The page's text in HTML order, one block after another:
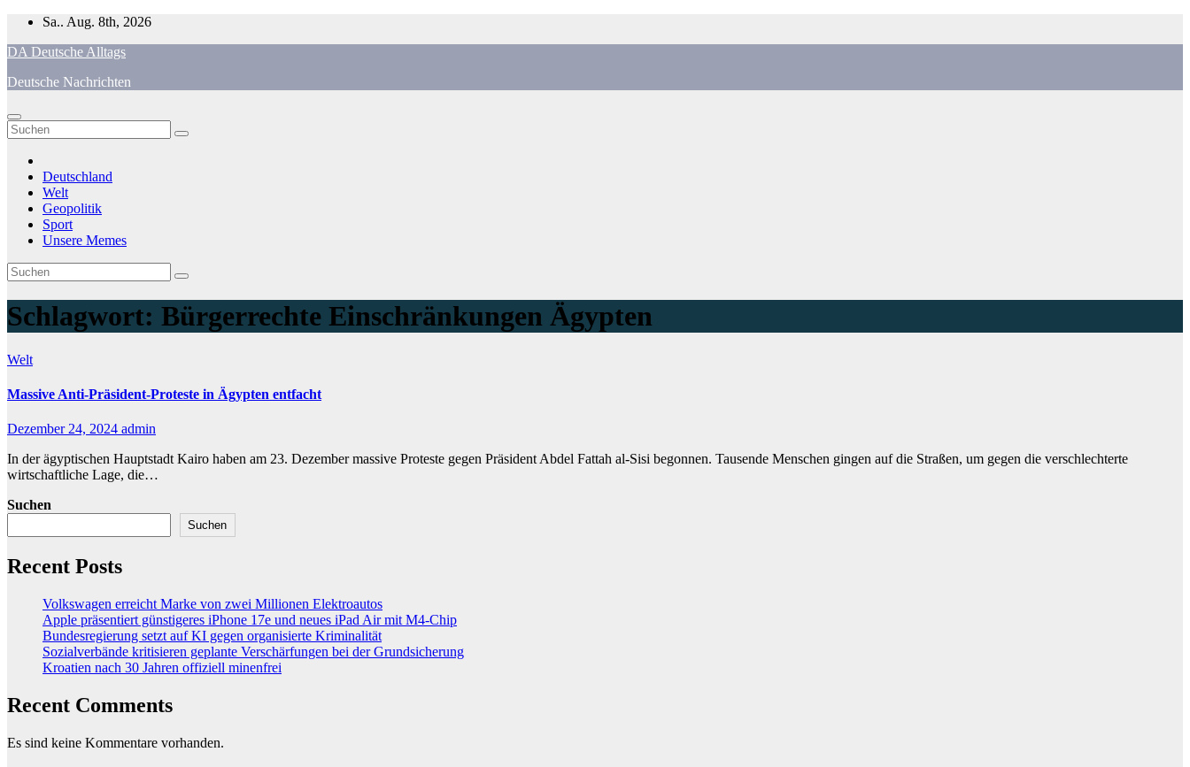
Zum
springen
Sa.. Aug. 8th, 2026
DA Deutsche Alltags
Deutsche Nachrichten
Deutschland
Welt
Geopolitik
Sport
Unsere Memes
Schlagwort: Bürgerrechte Einschränkungen Ägypten
Welt
Massive Anti-Präsident-Proteste in Ägypten entfacht
Dezember 24, 2024 admin
In der ägyptischen Hauptstadt Kairo haben am 23. Dezember massive Proteste gegen Präsident Abdel Fattah al-Sisi begonnen. Tausende Menschen gingen auf die Straßen, um gegen die verschlechterte
wirtschaftliche Lage, die…
Suchen
Suchen
Recent Posts
Volkswagen erreicht Marke von zwei Millionen Elektroautos
Apple präsentiert günstigeres iPhone 17e und neues iPad Air mit M4-Chip
Bundesregierung setzt auf KI gegen organisierte Kriminalität
Sozialverbände kritisieren geplante Verschärfungen bei der Grundsicherung
Kroatien nach 30 Jahren offiziell minenfrei
Recent Comments
Es sind keine Kommentare vorhanden.